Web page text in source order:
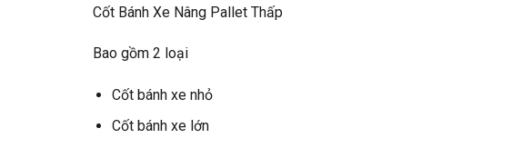
Cốt Bánh Xe Nâng Pallet Thấp
Bao gồm 2 loại
Cốt bánh xe nhỏ
Cốt bánh xe lớn